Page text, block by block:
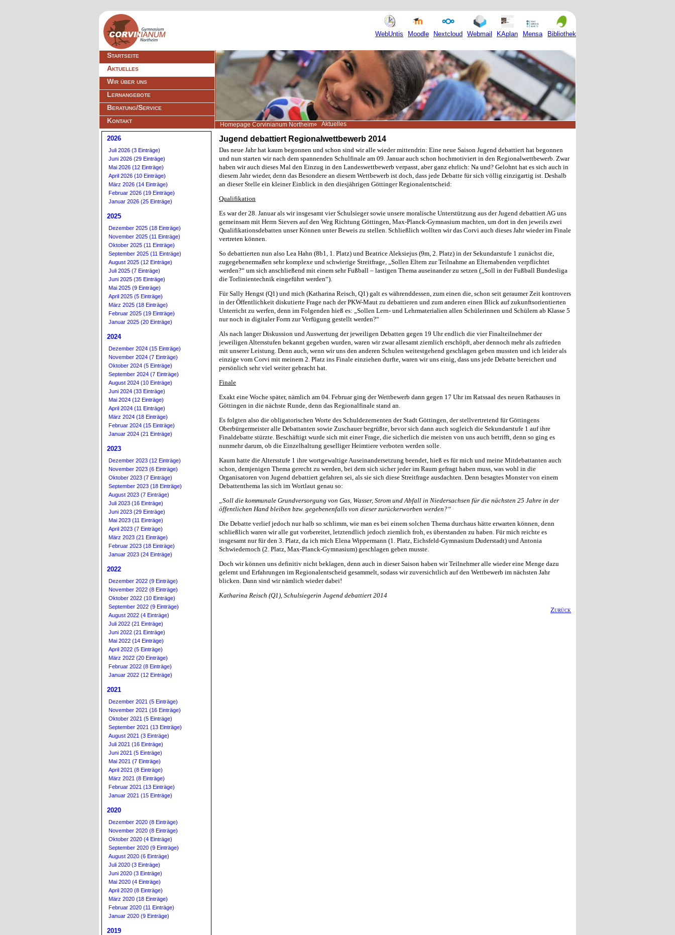
WebUntis Moodle Nextcloud Webmail KAplan Mensa Bibliothek
Navigation
überspringen
Startseite
Aktuelles
Wir über uns
Lernangebote
Beratung/Service
Kontakt
Homepage Corvinianum Northeim Aktuelles
Jugend debattiert Regionalwettbewerb 2014
Das neue Jahr hat kaum begonnen und schon sind wir alle wieder mittendrin: Eine neue Saison Jugend debattiert hat begonnen
und nun starten wir nach dem spannenden Schulfinale am 09. Januar auch schon hochmotiviert in den Regionalwettbewerb. Zwar
haben wir auch dieses Mal den Einzug in den Landeswettbewerb verpasst, aber ganz ehrlich: Na und? Gelohnt hat es sich auch in
diesem Jahr wieder, denn das Besondere an diesem Wettbewerb ist doch, dass jede Debatte für sich völlig einzigartig ist. Deshalb
an dieser Stelle ein kleiner Einblick in den diesjährigen Göttinger Regionalentscheid:
Qualifikation
Es war der 28. Januar als wir insgesamt vier Schulsieger sowie unsere moralische Unterstützung aus der Jugend debattiert AG uns
gemeinsam mit Herrn Sievers auf den Weg Richtung Göttingen, Max-Planck-Gymnasium machten, um dort in den jeweils zwei
Qualifikationsdebatten unser Können unter Beweis zu stellen. Schließlich wollten wir das Corvi auch dieses Jahr wieder im Finale
vertreten können.
So debattierten nun also Lea Hahn (8b1, 1. Platz) und Beatrice Aleksiejus (9m, 2. Platz) in der Sekundarstufe 1 zunächst die,
zugegebenermaßen sehr komplexe und schwierige Streitfrage, „Sollen Eltern zur Teilnahme an Elternabenden verpflichtet
werden?“ um sich anschließend mit einem sehr Fußball – lastigen Thema auseinander zu setzen („Soll in der Fußball Bundesliga
die Torlinientechnik eingeführt werden“).
Für Sally Hengst (Q1) und mich (Katharina Reisch, Q1) galt es währenddessen, zum einen die, schon seit geraumer Zeit kontrovers
in der Öffentlichkeit diskutierte Frage nach der PKW-Maut zu debattieren und zum anderen einen Blick auf zukunftsorientierten
Unterricht zu werfen, denn im Folgenden hieß es: „Sollen Lern- und Lehrmaterialien allen Schülerinnen und Schülern ab Klasse 5
nur noch in digitaler Form zur Verfügung gestellt werden?“
Als nach langer Diskussion und Auswertung der jeweiligen Debatten gegen 19 Uhr endlich die vier Finalteilnehmer der
jeweiligen Altersstufen bekannt gegeben wurden, waren wir zwar allesamt ziemlich erschöpft, aber dennoch mehr als zufrieden
mit unserer Leistung. Denn auch, wenn wir uns den anderen Schulen weitestgehend geschlagen geben mussten und ich leider als
einzige vom Corvi mit meinem 2. Platz ins Finale einziehen durfte, waren wir uns einig, dass uns jede Debatte bereichert und
persönlich sehr viel weiter gebracht hat.
Finale
Exakt eine Woche später, nämlich am 04. Februar ging der Wettbewerb dann gegen 17 Uhr im Ratssaal des neuen Rathauses in
Göttingen in die nächste Runde, denn das Regionalfinale stand an.
Es folgten also die obligatorischen Worte des Schuldezernenten der Stadt Göttingen, der stellvertretend für Göttingens
Oberbürgermeister alle Debattanten sowie Zuschauer begrüßte, bevor sich dann auch sogleich die Sekundarstufe 1 auf ihre
Finaldebatte stürzte. Beschäftigt wurde sich mit einer Frage, die sicherlich die meisten von uns auch betrifft, denn so ging es
nunmehr darum, ob die Einzelhaltung geselliger Heimtiere verboten werden solle.
Kaum hatte die Altersstufe 1 ihre wortgewaltige Auseinandersetzung beendet, hieß es für mich und meine Mitdebattanten auch
schon, demjenigen Thema gerecht zu werden, bei dem sich sicher jeder im Raum gefragt haben muss, was wohl in die
Organisatoren von Jugend debattiert gefahren sei, als sie sich diese Streitfrage ausdachten. Denn besagtes Monster von einem
Debattenthema las sich im Wortlaut genau so:
„Soll die kommunale Grundversorgung von Gas, Wasser, Strom und Abfall in Niedersachsen für die nächsten 25 Jahre in der
öffentlichen Hand bleiben bzw. gegebenenfalls von dieser zurückerworben werden?“
Die Debatte verlief jedoch nur halb so schlimm, wie man es bei einem solchen Thema durchaus hätte erwarten können, denn
schließlich waren wir alle gut vorbereitet, letztendlich jedoch ziemlich froh, es überstanden zu haben. Für mich reichte es
insgesamt nur für den 3. Platz, da ich mich Elena Wippermann (1. Platz, Eichsfeld-Gymnasium Duderstadt) und Antonia
Schwiedernoch (2. Platz, Max-Planck-Gymnasium) geschlagen geben musste.
Doch wir können uns definitiv nicht beklagen, denn auch in dieser Saison haben wir Teilnehmer alle wieder eine Menge dazu
gelernt und Erfahrungen im Regionalentscheid gesammelt, sodass wir zuversichtlich auf den Wettbewerb im nächsten Jahr
blicken. Dann sind wir nämlich wieder dabei!
Katharina Reisch (Q1), Schulsiegerin Jugend debattiert 2014
Zurück
2026
Juli 2026 (3 Einträge)
Juni 2026 (29 Einträge)
Mai 2026 (12 Einträge)
April 2026 (10 Einträge)
März 2026 (14 Einträge)
Februar 2026 (19 Einträge)
Januar 2026 (25 Einträge)
2025
Dezember 2025 (18 Einträge)
November 2025 (11 Einträge)
Oktober 2025 (11 Einträge)
September 2025 (11 Einträge)
August 2025 (12 Einträge)
Juli 2025 (7 Einträge)
Juni 2025 (35 Einträge)
Mai 2025 (9 Einträge)
April 2025 (5 Einträge)
März 2025 (18 Einträge)
Februar 2025 (19 Einträge)
Januar 2025 (20 Einträge)
2024
Dezember 2024 (15 Einträge)
November 2024 (7 Einträge)
Oktober 2024 (5 Einträge)
September 2024 (7 Einträge)
August 2024 (10 Einträge)
Juni 2024 (33 Einträge)
Mai 2024 (12 Einträge)
April 2024 (11 Einträge)
März 2024 (18 Einträge)
Februar 2024 (15 Einträge)
Januar 2024 (21 Einträge)
2023
Dezember 2023 (12 Einträge)
November 2023 (6 Einträge)
Oktober 2023 (7 Einträge)
September 2023 (18 Einträge)
August 2023 (7 Einträge)
Juli 2023 (16 Einträge)
Juni 2023 (29 Einträge)
Mai 2023 (11 Einträge)
April 2023 (7 Einträge)
März 2023 (21 Einträge)
Februar 2023 (18 Einträge)
Januar 2023 (24 Einträge)
2022
Dezember 2022 (9 Einträge)
November 2022 (8 Einträge)
Oktober 2022 (10 Einträge)
September 2022 (9 Einträge)
August 2022 (4 Einträge)
Juli 2022 (21 Einträge)
Juni 2022 (21 Einträge)
Mai 2022 (14 Einträge)
April 2022 (5 Einträge)
März 2022 (20 Einträge)
Februar 2022 (8 Einträge)
Januar 2022 (12 Einträge)
2021
Dezember 2021 (5 Einträge)
November 2021 (16 Einträge)
Oktober 2021 (5 Einträge)
September 2021 (13 Einträge)
August 2021 (3 Einträge)
Juli 2021 (16 Einträge)
Juni 2021 (5 Einträge)
Mai 2021 (7 Einträge)
April 2021 (8 Einträge)
März 2021 (8 Einträge)
Februar 2021 (13 Einträge)
Januar 2021 (15 Einträge)
2020
Dezember 2020 (8 Einträge)
November 2020 (8 Einträge)
Oktober 2020 (4 Einträge)
September 2020 (9 Einträge)
August 2020 (6 Einträge)
Juli 2020 (3 Einträge)
Juni 2020 (3 Einträge)
Mai 2020 (4 Einträge)
April 2020 (8 Einträge)
März 2020 (18 Einträge)
Februar 2020 (11 Einträge)
Januar 2020 (9 Einträge)
2019